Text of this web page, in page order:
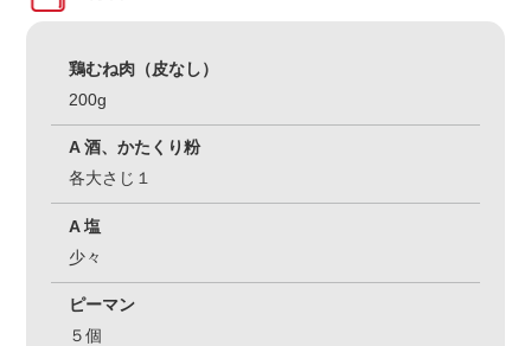
鶏むね肉（皮なし）
200g
A 酒、かたくり粉
各大さじ１
A 塩
少々
ピーマン
５個